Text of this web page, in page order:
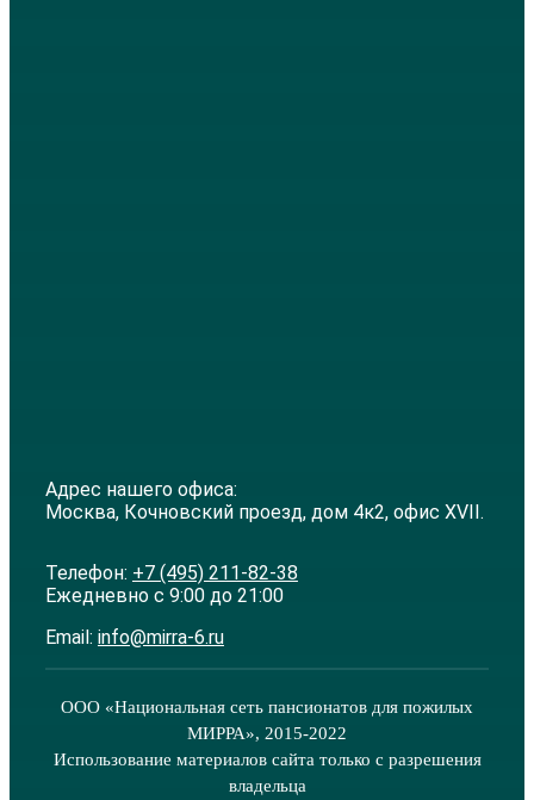
Адрес нашего офиса:
Москва, Кочновский проезд, дом 4к2, офис XVII.
Телефон: +7 (495) 211-82-38
Ежедневно с 9:00 до 21:00
Email: info@mirra-6.ru
ООО «Национальная сеть пансионатов для пожилых
МИРРА», 2015-2022
Использование материалов сайта только с разрешения
владельца